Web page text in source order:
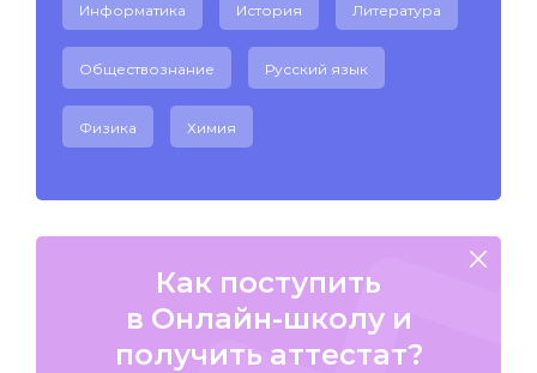
Информатика История Литература
Обществознание Русский язык
Физика Химия
Как поступить
в Онлайн-школу и
получить аттестат?